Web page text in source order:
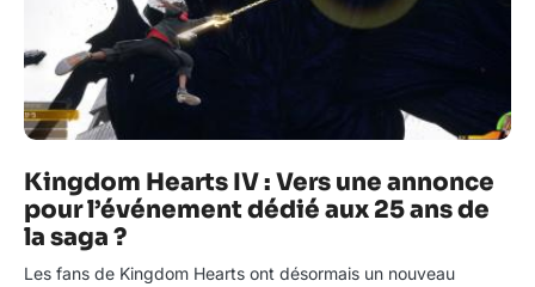
Kingdom Hearts IV : Vers une annonce
pour l’événement dédié aux 25 ans de
la saga ?
Les fans de Kingdom Hearts ont désormais un nouveau